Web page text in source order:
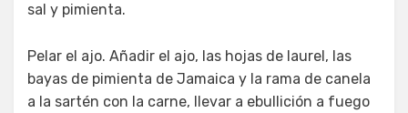
sal y pimienta.
Pelar el ajo. Añadir el ajo, las hojas de laurel, las
bayas de pimienta de Jamaica y la rama de canela
a la sartén con la carne, llevar a ebullición a fuego